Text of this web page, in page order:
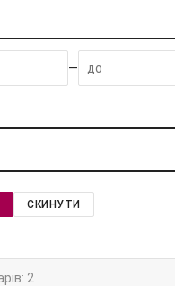
—
СКИНУТИ
2